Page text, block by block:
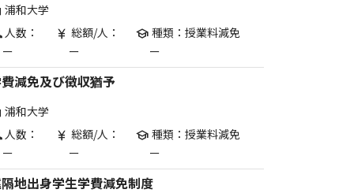
浦和大学
人数：
ー
currency_yen 総額/人：
ー
school 種類：授業料減免
ー
減免及び徴収猶予
浦和大学
人数：
ー
currency_yen 総額/人：
ー
school 種類：授業料減免
ー
地出身学生学費減免制度